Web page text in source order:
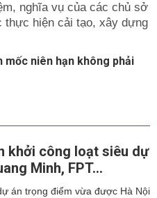
nghĩa vụ của các chủ sở
thực hiện cải tạo, xây dựng
mốc niên hạn không phải
khởi công loạt siêu dự
Minh, FPT...
án trọng điểm vừa được Hà Nội